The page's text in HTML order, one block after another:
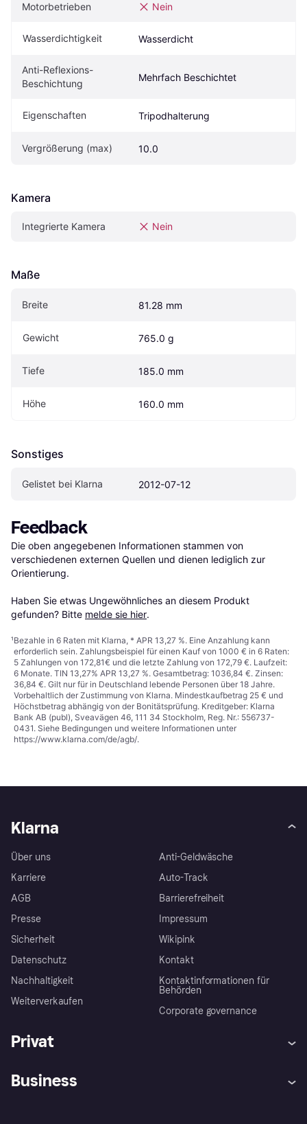
Motorbetrieben Nein
Wasserdichtigkeit Wasserdicht
Anti-Reflexions-
Beschichtung
Mehrfach Beschichtet
Eigen­schaften Tripodhalterung
Vergrößerung (max) 10.0
Kamera
Integrierte Kamera Nein
Maße
Breite 81.28 mm
Gewicht 765.0 g
Tiefe 185.0 mm
Höhe 160.0 mm
Sonstiges
Gelistet bei Klarna 2012-07-12
Feedback
Die oben angegebenen Informationen stammen von
verschiedenen externen Quellen und dienen lediglich zur
Orientierung.
Haben Sie etwas Ungewöhnliches an diesem Produkt
gefunden? Bitte melde sie hier.
¹Bezahle in 6 Raten mit Klarna, * APR 13,27 %. Eine Anzahlung kann
erforderlich sein. Zahlungsbeispiel für einen Kauf von 1000 € in 6 Raten:
5 Zahlungen von 172,81€ und die letzte Zahlung von 172,79 €. Laufzeit:
6 Monate. TIN 13,27% APR 13,27 %. Gesamtbetrag: 1036,84 €. Zinsen:
36,84 €. Gilt nur für in Deutschland lebende Personen über 18 Jahre.
Vorbehaltlich der Zustimmung von Klarna. Mindestkaufbetrag 25 € und
Höchstbetrag abhängig von der Bonitätsprüfung. Kreditgeber: Klarna
Bank AB (publ), Sveavägen 46, 111 34 Stockholm, Reg. Nr.: 556737-
0431. Siehe Bedingungen und weitere Informationen unter
https://www.klarna.com/de/agb/.
Klarna
Über uns
Karriere
AGB
Presse
Sicherheit
Datenschutz
Nachhaltigkeit
Weiterverkaufen
Anti-Geldwäsche
Auto-Track
Barrierefreiheit
Impressum
Wikipink
Kontakt
Kontaktinformationen für
Behörden
Corporate governance
Privat
Business